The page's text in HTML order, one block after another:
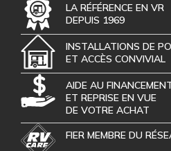
LA RÉFÉRENCE EN VR
DEPUIS 1969
INSTALLATIONS DE
ET ACCÈS CONVIVIAL
AIDE AU
ET REPRISE EN VUE
DE VOTRE ACHAT
FIER MEMBRE DU